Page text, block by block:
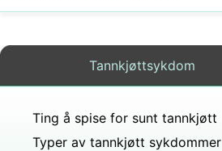
Tannkjøttsykdom
Ting å spise for sunt tannkjøtt
Typer av tannkjøtt sykdommer